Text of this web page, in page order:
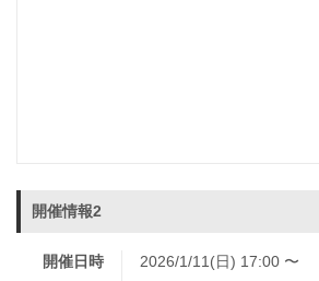
開催情報2
開催日時 2026/1/11(日) 17:00 〜